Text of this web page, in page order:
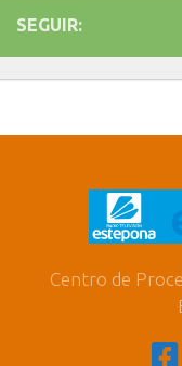
SEGUIR:
Centro de